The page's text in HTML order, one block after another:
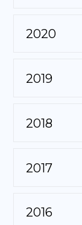
2020
2019
2018
2017
2016